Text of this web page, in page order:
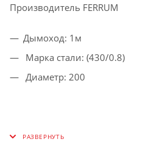
Производитель FERRUM
Дымоход: 1м
Марка стали: (430/0.8)
Диаметр: 200